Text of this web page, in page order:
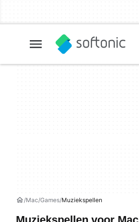
Mac Games Muziekspellen